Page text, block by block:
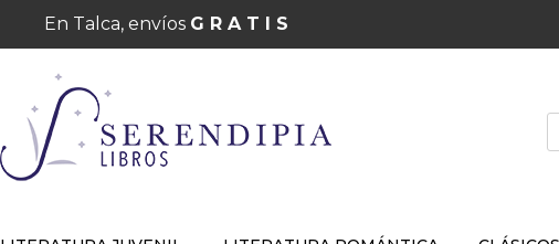
En Talca, envíos G R A T I S